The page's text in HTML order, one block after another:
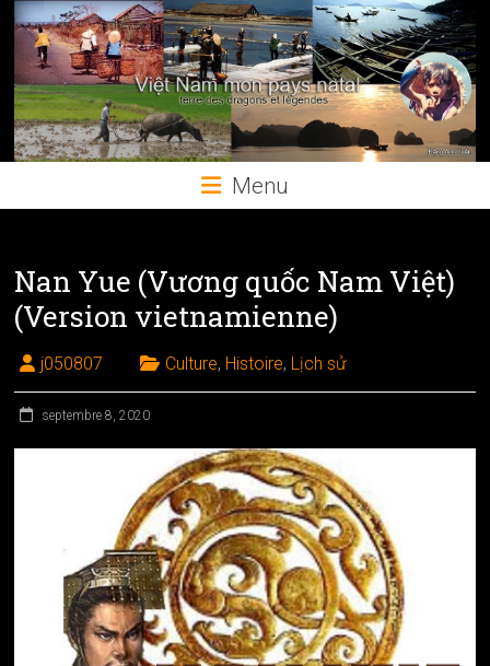
Skip
content
Menu
Nan Yue (Vương quốc Nam Việt)
(Version vietnamienne)
j050807 Culture, Histoire, Lịch sử
septembre 8, 2020